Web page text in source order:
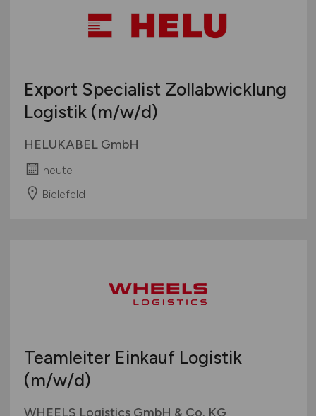
Export Specialist Zollabwicklung
Logistik (m/w/d)
HELUKABEL GmbH
heute
Bielefeld
Teamleiter Einkauf Logistik
(m/w/d)
WHEELS Logistics GmbH & Co. KG